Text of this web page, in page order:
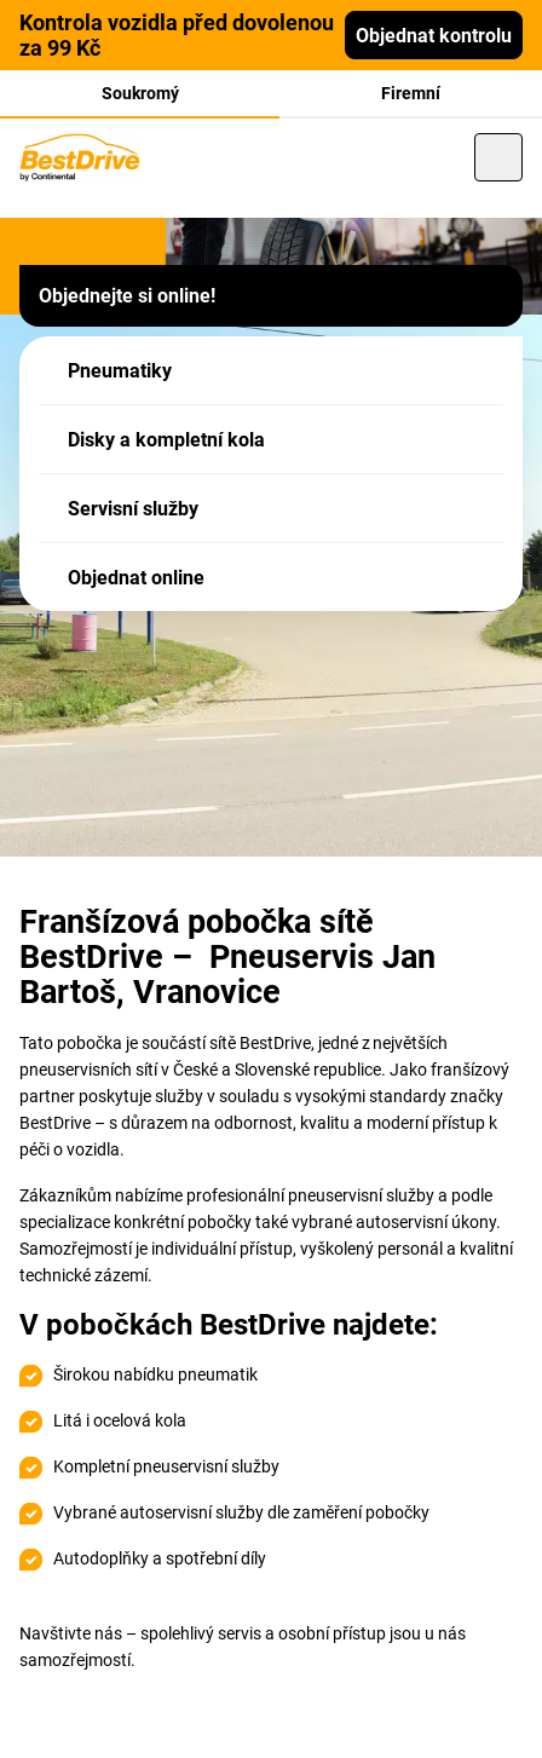
Kontrola vozidla před dovolenou
za 99 Kč
Objednat kontrolu
Soukromý Firemní
Pneuservis Jan Bartoš ,
Vranovice, Lipová 676
formu POPTÁVKY - po jejím odeslání, budete naším Partnerem kontaktováni!
Objednejte si online!
Pneumatiky
Disky a kompletní kola
Servisní služby
Objednat online
Franšízová pobočka sítě
BestDrive – Pneuservis Jan
Bartoš, Vranovice
Tato pobočka je součástí sítě BestDrive, jedné z největších
pneuservisních sítí v České a Slovenské republice. Jako franšízový
partner poskytuje služby v souladu s vysokými standardy značky
BestDrive – s důrazem na odbornost, kvalitu a moderní přístup k
péči o vozidla.
Zákazníkům nabízíme profesionální pneuservisní služby a podle
specializace konkrétní pobočky také vybrané autoservisní úkony.
Samozřejmostí je individuální přístup, vyškolený personál a kvalitní
technické zázemí.
V pobočkách BestDrive najdete:
Širokou nabídku pneumatik
Litá i ocelová kola
Kompletní pneuservisní služby
Vybrané autoservisní služby dle zaměření pobočky
Autodoplňky a spotřební díly
Navštivte nás – spolehlivý servis a osobní přístup jsou u nás
samozřejmostí.